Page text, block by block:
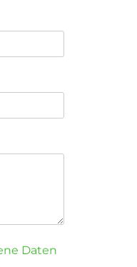
Daten